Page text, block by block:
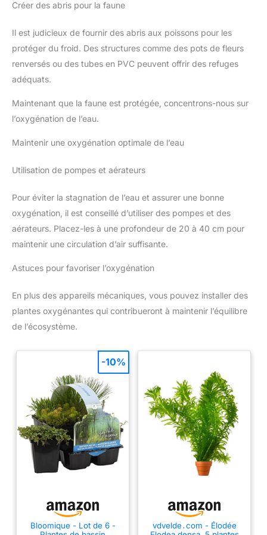
Créer des abris pour la faune
Il est judicieux de fournir des abris aux poissons pour les
protéger du froid. Des structures comme des pots de fleurs
renversés ou des tubes en PVC peuvent offrir des refuges
adéquats.
Maintenant que la faune est protégée, concentrons-nous sur
l’oxygénation de l’eau.
Maintenir une oxygénation optimale de l’eau
Utilisation de pompes et aérateurs
Pour éviter la stagnation de l’eau et assurer une bonne
oxygénation, il est conseillé d’utiliser des pompes et des
aérateurs. Placez-les à une profondeur de 20 à 40 cm pour
maintenir une circulation d’air suffisante.
Astuces pour favoriser l’oxygénation
En plus des appareils mécaniques, vous pouvez installer des
plantes oxygénantes qui contribueront à maintenir l’équilibre
de l’écosystème.
Bloomique - Lot de 6 -
-10%
vdvelde․com - Élodée